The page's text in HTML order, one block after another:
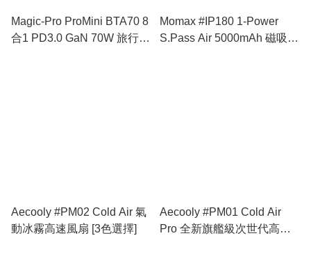
Magic-Pro ProMini BTA70 8
合1 PD3.0 GaN 70W 旅行插
Momax #IP180 1-Power
S.Pass Air 5000mAh 磁吸流
Aecooly #PM02 Cold Air 氣
動冰霧高速風扇 [3色選擇]
Aecooly #PM01 Cold Air
Pro 全新旗艦級次世代高壓